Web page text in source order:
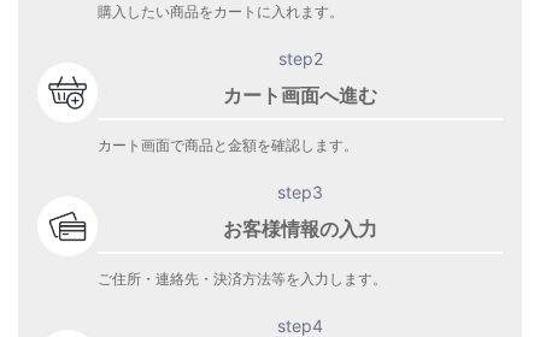
購入したい商品をカートに入れます。
step2
カート画面へ進む
カート画面で商品と金額を確認します。
step3
お客様情報の入力
ご住所・連絡先・決済方法等を入力します。
step4